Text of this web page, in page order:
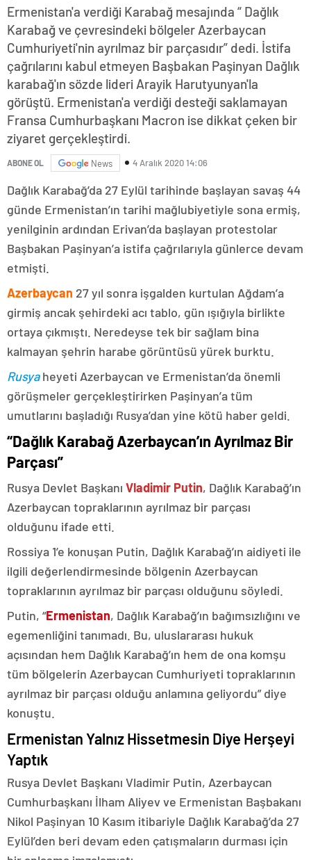
Ermenistan'a verdiği Karabağ mesajında “ Dağlık
Karabağ ve çevresindeki bölgeler Azerbaycan
Cumhuriyeti'nin ayrılmaz bir parçasıdır” dedi. İstifa
çağrılarını kabul etmeyen Başbakan Paşinyan Dağlık
karabağ'ın sözde lideri Arayik Harutyunyan'la
görüştü. Ermenistan'a verdiği desteği saklamayan
Fransa Cumhurbaşkanı Macron ise dikkat çeken bir
ziyaret gerçekleştirdi.
ABONE OL News 4 Aralık 2020 14:06
Dağlık Karabağ’da 27 Eylül tarihinde başlayan savaş 44
günde Ermenistan’ın tarihi mağlubiyetiyle sona ermiş,
yenilginin ardından Erivan’da başlayan protestolar
Başbakan Paşinyan’a istifa çağrılarıyla günlerce devam
etmişti.
Azerbaycan 27 yıl sonra işgalden kurtulan Ağdam’a
girmiş ancak şehirdeki acı tablo, gün ışığıyla birlikte
ortaya çıkmıştı. Neredeyse tek bir sağlam bina
kalmayan şehrin harabe görüntüsü yürek burktu.
Rusyaheyeti Azerbaycan ve Ermenistan’da önemli
görüşmeler gerçekleştirirken Paşinyan’a tüm
umutlarını başladığı Rusya’dan yine kötü haber geldi.
“Dağlık Karabağ Azerbaycan’ın Ayrılmaz Bir
Parçası”
Rusya Devlet Başkanı Vladimir Putin, Dağlık Karabağ’ın
Azerbaycan topraklarının ayrılmaz bir parçası
olduğunu ifade etti.
Rossiya 1’e konuşan Putin, Dağlık Karabağ’ın aidiyeti ile
ilgili değerlendirmesinde bölgenin Azerbaycan
topraklarının ayrılmaz bir parçası olduğunu söyledi.
Putin, “Ermenistan, Dağlık Karabağ’ın bağımsızlığını ve
egemenliğini tanımadı. Bu, uluslararası hukuk
açısından hem Dağlık Karabağ’ın hem de ona komşu
tüm bölgelerin Azerbaycan Cumhuriyeti topraklarının
ayrılmaz bir parçası olduğu anlamına geliyordu” diye
konuştu.
Ermenistan Yalnız Hissetmesin Diye Herşeyi
Yaptık
Rusya Devlet Başkanı Vladimir Putin, Azerbaycan
Cumhurbaşkanı İlham Aliyev ve Ermenistan Başbakanı
Nikol Paşinyan 10 Kasım itibariyle Dağlık Karabağ’da 27
Eylül’den beri devam eden çatışmaların durması için